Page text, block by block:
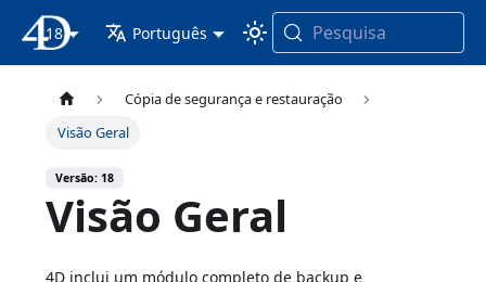
Documentação 4D
18 Português Pesquisa
Cópia de segurança e restauração
Visão Geral
Versão: 18
Visão Geral
4D inclui um módulo completo de backup e